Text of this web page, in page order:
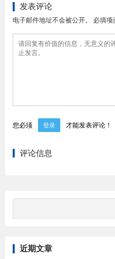
发表评论
电子邮件地址不会被公开。 必填
您必须 登录 才能发表评论！
评论信息
近期文章